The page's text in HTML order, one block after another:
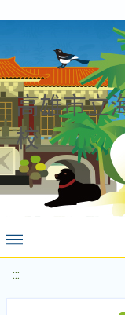
高雄市立
校
:::